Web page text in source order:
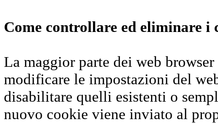
Come controllare ed eliminare i
La maggior parte dei web
modificare le impostazioni del
disabilitare quelli esistenti o
nuovo cookie viene inviato al